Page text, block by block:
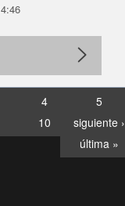
4
5
10
siguiente ›
última »